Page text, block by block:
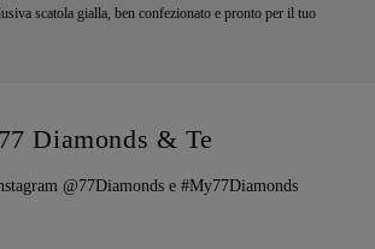
scatola gialla, ben confezionato e pronto per il tuo
77 Diamonds & Te
@77Diamonds e #My77Diamonds